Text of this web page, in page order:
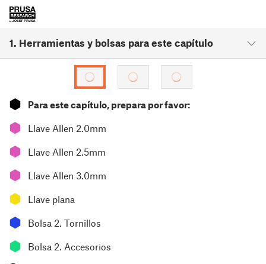
1. Herramientas y bolsas para este capítulo
⬢ Para este capítulo, prepara por favor:
⬢ Llave Allen 2.0mm
⬢ Llave Allen 2.5mm
⬢ Llave Allen 3.0mm
⬢ Llave plana
⬢ Bolsa 2. Tornillos
⬢ Bolsa 2. Accesorios